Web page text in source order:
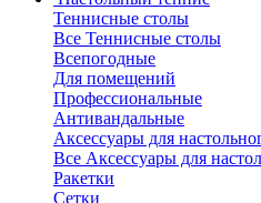
Теннисные столы
Все Теннисные столы
Всепогодные
Для помещений
Профессиональные
Антивандальные
Аксессуары для
Все Аксессуары для
Ракетки
Сетки